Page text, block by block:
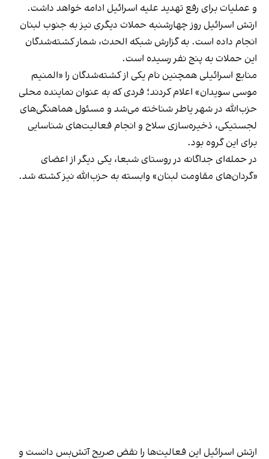
و عملیات برای رفع تهدید علیه اسرائیل ادامه خواهد داشت.
ارتش اسرائیل روز چهارشنبه حملات دیگری نیز به جنوب لبنان
انجام داده است. به گزارش شبکه الحدث، شمار کشته‌شدگان
این حملات به پنج نفر رسیده است.
منابع اسرائیلی همچنین نام یکی از کشته‌شدگان را «المنیم
موسی سویدان» اعلام کردند؛ فردی که به عنوان نماینده محلی
حزب‌الله در شهر یاطر شناخته می‌شد و مسئول هماهنگی‌های
لجستیکی، ذخیره‌سازی سلاح و انجام فعالیت‌های شناسایی
برای این گروه بود.
در حمله‌ای جداگانه در روستای شبعا، یکی دیگر از اعضای
«گردان‌های مقاومت لبنان» وابسته به حزب‌الله نیز کشته شد.
ارتش اسرائیل این فعالیت‌ها را نقض صریح آتش‌بس دانست و